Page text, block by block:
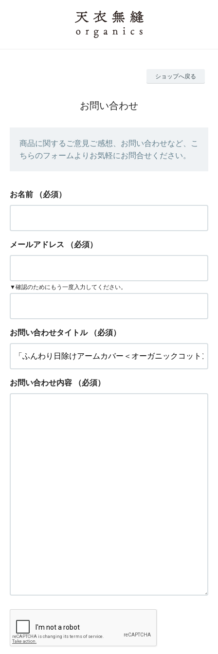
ショップへ戻る
お問い合わせ
商品に関するご意見ご感想、お問い合わせなど、こ
ちらのフォームよりお気軽にお問合せください。
お名前 （必須）
メールアドレス （必須）
▼確認のためにもう一度入力してください。
お問い合わせタイトル （必須）
お問い合わせ内容 （必須）